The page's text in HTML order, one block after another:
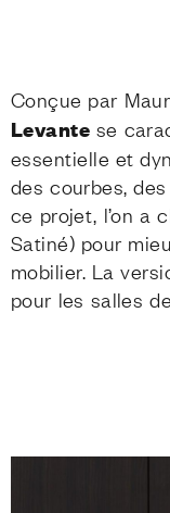
Conçue par
Levante se
essentielle et
des courbes,
ce projet, l’on a
Satiné) pour
mobilier. La
pour les salles